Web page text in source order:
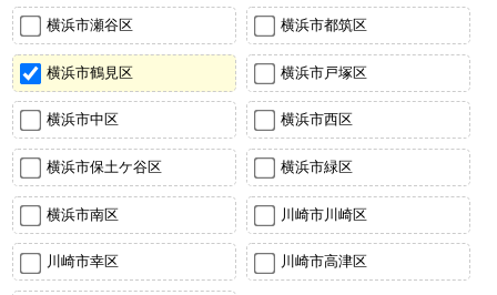
横浜市瀬谷区 横浜市都筑区
横浜市鶴見区 横浜市戸塚区
横浜市中区 横浜市西区
横浜市保土ケ谷区 横浜市緑区
横浜市南区 川崎市川崎区
川崎市幸区 川崎市高津区